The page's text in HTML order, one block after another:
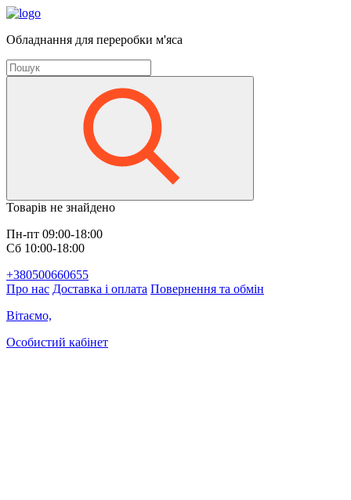
Обладнання для переробки м'яса
Товарів не знайдено
Пн-пт 09:00-18:00
Сб 10:00-18:00
+380500660655
Про нас Доставка і оплата Повернення та обмін
Вітаємо,
Особистий кабінет